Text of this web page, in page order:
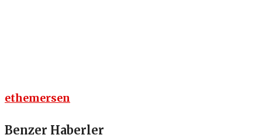
ethemersen
Benzer Haberler